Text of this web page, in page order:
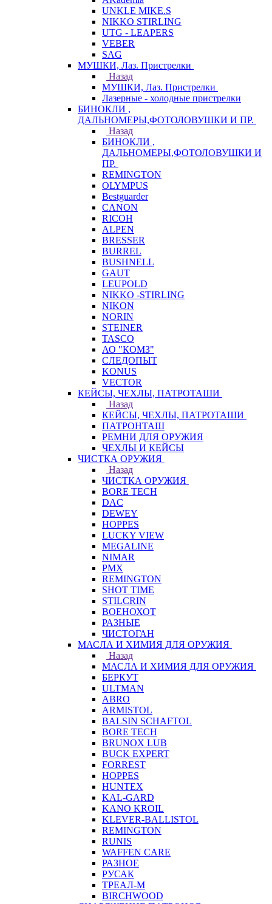
UNKLE MIKE.S
NIKKO STIRLING
UTG - LEAPERS
VEBER
SAG
МУШКИ, Лаз. Пристрелки
Назад
МУШКИ, Лаз. Пристрелки
Лазерные - холодные пристрелки
БИНОКЛИ ,
ДАЛЬНОМЕРЫ,ФОТОЛОВУШКИ И ПР.
Назад
БИНОКЛИ ,
ДАЛЬНОМЕРЫ,ФОТОЛОВУШКИ И
ПР.
REMINGTON
OLYMPUS
Bestguarder
CANON
RICOH
ALPEN
BRESSER
BURREL
BUSHNELL
GAUT
LEUPOLD
NIKKO -STIRLING
NIKON
NORIN
STEINER
TASCO
АО "КОМЗ"
СЛЕДОПЫТ
KONUS
VECTOR
КЕЙСЫ, ЧЕХЛЫ, ПАТРОТАШИ
Назад
КЕЙСЫ, ЧЕХЛЫ, ПАТРОТАШИ
ПАТРОНТАШ
РЕМНИ ДЛЯ ОРУЖИЯ
ЧЕХЛЫ И КЕЙСЫ
ЧИСТКА ОРУЖИЯ
Назад
ЧИСТКА ОРУЖИЯ
BORE TECH
DAC
DEWEY
HOPPES
LUCKY VIEW
MEGALINE
NIMAR
PMX
REMINGTON
SHOT TIME
STILCRIN
ВОЕНОХОТ
РАЗНЫЕ
ЧИСТОГАН
МАСЛА И ХИМИЯ ДЛЯ ОРУЖИЯ
Назад
МАСЛА И ХИМИЯ ДЛЯ ОРУЖИЯ
БЕРКУТ
ULTMAN
ABRO
ARMISTOL
BALSIN SCHAFTOL
BORE TECH
BRUNOX LUB
BUCK EXPERT
FORREST
HOPPES
HUNTEX
KAL-GARD
KANO KROIL
KLEVER-BALLISTOL
REMINGTON
RUNIS
WAFFEN CARE
РАЗНОЕ
РУСАК
ТРЕАЛ-М
BIRCHWOOD